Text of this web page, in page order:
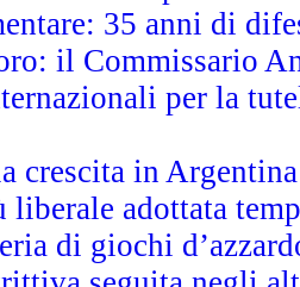
35 anni di
il Commissario
per la
crescita in
adottata
di giochi